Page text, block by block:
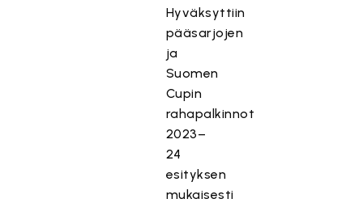
Hyväksyttiin
pääsarjojen
ja
Suomen
Cupin
rahapalkinnot
2023–
24
esityksen
mukaisesti